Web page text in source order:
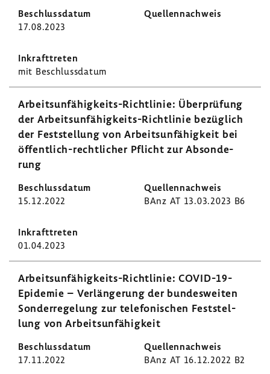
17.08.2023
mit Beschluss­datum
Arbeitsunfähigkeits-​Richtlinie: Über­prü­fung
der Arbeitsunfähigkeits-​Richtlinie bezüg­lich
der Fest­stel­lung von Arbeits­un­fä­hig­keit bei
öffentlich-​rechtlicher Pflicht zur Abson­de­
rung
15.12.2022 BAnz AT 13.03.2023 B6
01.04.2023
Arbeitsunfähigkeits-​Richtlinie: COVID-​19-
Epidemie – Verlän­ge­rung der bundes­weiten
Sonder­re­ge­lung zur tele­fo­ni­schen Fest­stel­
lung von Arbeits­un­fä­hig­keit
17.11.2022 BAnz AT 16.12.2022 B2